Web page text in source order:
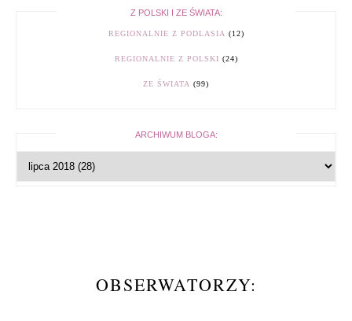
Z POLSKI I ZE ŚWIATA:
REGIONALNIE Z PODLASIA (12)
REGIONALNIE Z POLSKI (24)
ZE ŚWIATA (99)
ARCHIWUM BLOGA:
OBSERWATORZY: